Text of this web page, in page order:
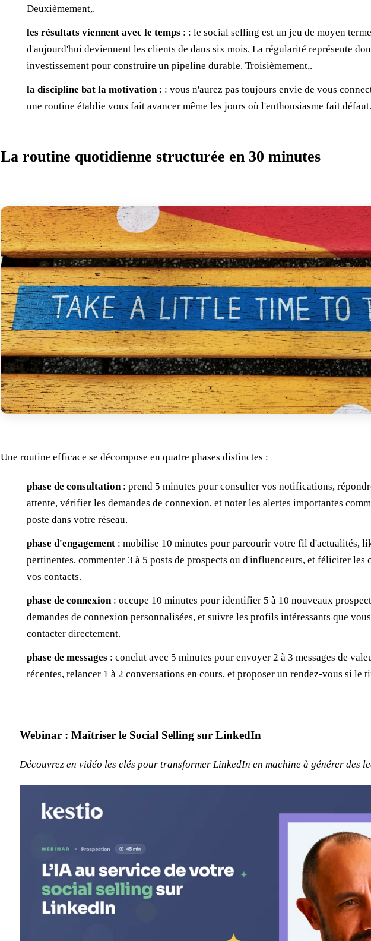
Deuxièmement,.
les résultats viennent avec le temps : : le social selling est un jeu de moyen
d'aujourd'hui deviennent les clients de dans six mois. La régularité représente
investissement pour construire un pipeline durable. Troisièmement,.
la discipline bat la motivation: : vous n'aurez pas toujours envie de vous
une routine établie vous fait avancer même les jours où l'enthousiasme fait défaut.
La routine quotidienne structurée en 30 minutes
Une routine efficace se décompose en quatre phases distinctes :
phase de consultation: prend 5 minutes pour consulter vos notifications,
attente, vérifier les demandes de connexion, et noter les alertes importantes
poste dans votre réseau.
phase d'engagement : mobilise 10 minutes pour parcourir votre fil d'actualités,
pertinentes, commenter 3 à 5 posts de prospects ou d'influenceurs, et féliciter les
vos contacts.
phase de connexion: occupe 10 minutes pour identifier 5 à 10 nouveaux
demandes de connexion personnalisées, et suivre les profils intéressants que
contacter directement.
phase de messages : conclut avec 5 minutes pour envoyer 2 à 3 messages de
récentes, relancer 1 à 2 conversations en cours, et proposer un rendez-vous si le
Webinar : Maîtriser le Social Selling sur LinkedIn
Découvrez en vidéo les clés pour transformer LinkedIn en machine à générer des